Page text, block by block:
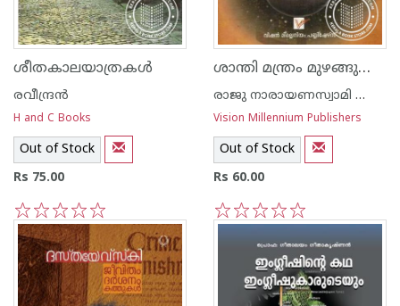
ശീതകാലയാത്രകള്‍
രവീന്ദ്രന്‍
H and C Books
Out of Stock
Rs 75.00
5
4
3
2
1
ശാന്തി മന്ത്രം മുഴങ്ങുന്ന താഴ്വരയില്‍
രാജു നാരായണസ്വാമി ഐ എ എസ്
Vision Millennium Publishers
Out of Stock
Rs 60.00
5
4
3
2
1